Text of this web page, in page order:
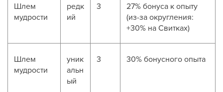
Шлем
мудрости
редк
ий
3
27% бонуса к опыту
(из-за округления:
+30% на Свитках)
Шлем
мудрости
уник
альн
ый
3 30% бонусного опыта